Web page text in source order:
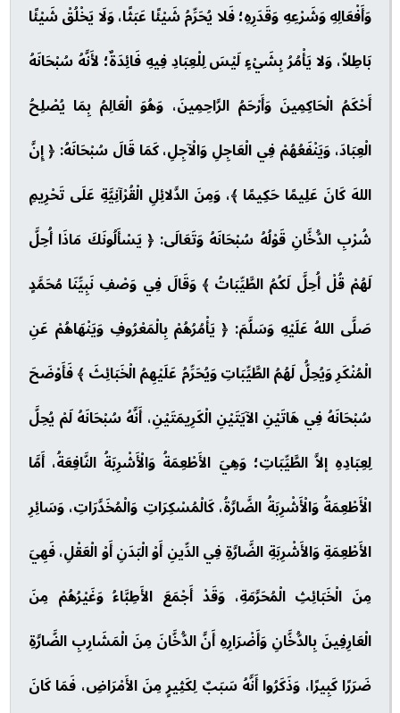
وَأَفْعَالِهِ وَشَرْعِهِ وَقَدَرِهِ؛ فَلا يُحَرِّمُ شَيْئًا عَبَثًا، وَلَا يَخْلُقْ شَيْئًا
بَاطِلاً، وَلا يَأْمُرُ بِشَيْءٍ لَيْسَ لِلْعِبَادِ فِيهِ فَائِدَةٌ؛ لأَنَّهُ سُبْحَانَهُ
أَحْكَمُ الْحَاكِمِينَ وَأَرْحَمُ الرَّاحِمِينَ، وَهُوَ الْعَالِمُ بِمَا يُصْلِحُ
الْعِبَادَ، وَيَنْفَعُهُمْ فِي الْعَاجِلِ وَالْآجِلِ، كَمَا قَالَ سُبْحَانَهُ: ﴿ إِنَّ
اللهَ كَانَ عَلِيمًا حَكِيمًا ﴾، وَمِنَ الدَّلائِلِ الْقُرْآنِيَّةِ عَلَى تَحْرِيمِ
شُرْبِ الدُّخَّانِ قَوْلُهُ سُبْحَانَهُ وَتَعَالَى: ﴿ يَسْأَلُونَكَ مَاذَا أُحِلَّ
لَهُمْ قُلْ أُحِلَّ لَكُمُ الطَّيِّبَاتُ ﴾ وَقَالَ فِي وَصْفِ نَبِيِّنَا مُحَمَّدٍ
صَلَّى اللهُ عَلَيْهِ وَسَلَّمَ: ﴿ يَأْمُرُهُمْ بِالْمَعْرُوفِ وَيَنْهَاهُمْ عَنِ
الْمُنْكَرِ وَيُحِلُّ لَهُمُ الطَّيِّبَاتِ وَيُحَرِّمُ عَلَيْهِمُ الْخَبَائِثَ ﴾ فَأَوْضَحَ
سُبْحَانَهُ فِي هَاتَيْنِ الآيَتَيْنِ الْكَرِيمَتَيْنِ، أَنَّهُ سُبْحَانَهُ لَمْ يُحِلَّ
لِعِبَادِهِ إلاَّ الطَّيِّبَاتِ؛ وَهِيَ الأَطْعِمَةُ وَالْأَشْرِبَةُ النَّافِعَةُ، أَمَّا
الْأَطْعِمَةُ وَالْأَشْرِبَةُ الضَّارَّةُ، كَالْمُسْكِرَاتِ وَالْمُخَدَّرَاتِ، وَسَائِرِ
الأَطْعِمَةِ وَالأَشْرِبَةِ الضَّارَّةِ فِي الدِّينِ أَوْ الْبَدَنِ أَوْ الْعَقْلِ، فَهِيَ
مِنَ الْخَبَائِثِ الْمُحَرَّمَةِ، وَقَدْ أَجْمَعَ الأَطِبَّاءُ وَغَيْرُهُمْ مِنَ
الْعَارِفِينَ بِالدُّخَّانِ وَأَضْرَارِهِ أَنَّ الدُّخَّانَ مِنَ الْمَشَارِبِ الضَّارَّةِ
ضَرَرًا كَبِيرًا، وَذَكَرُوا أَنَّهُ سَبَبٌ لِكَثِيرٍ مِنَ الأَمْرَاضِ، فَمَا كَانَ